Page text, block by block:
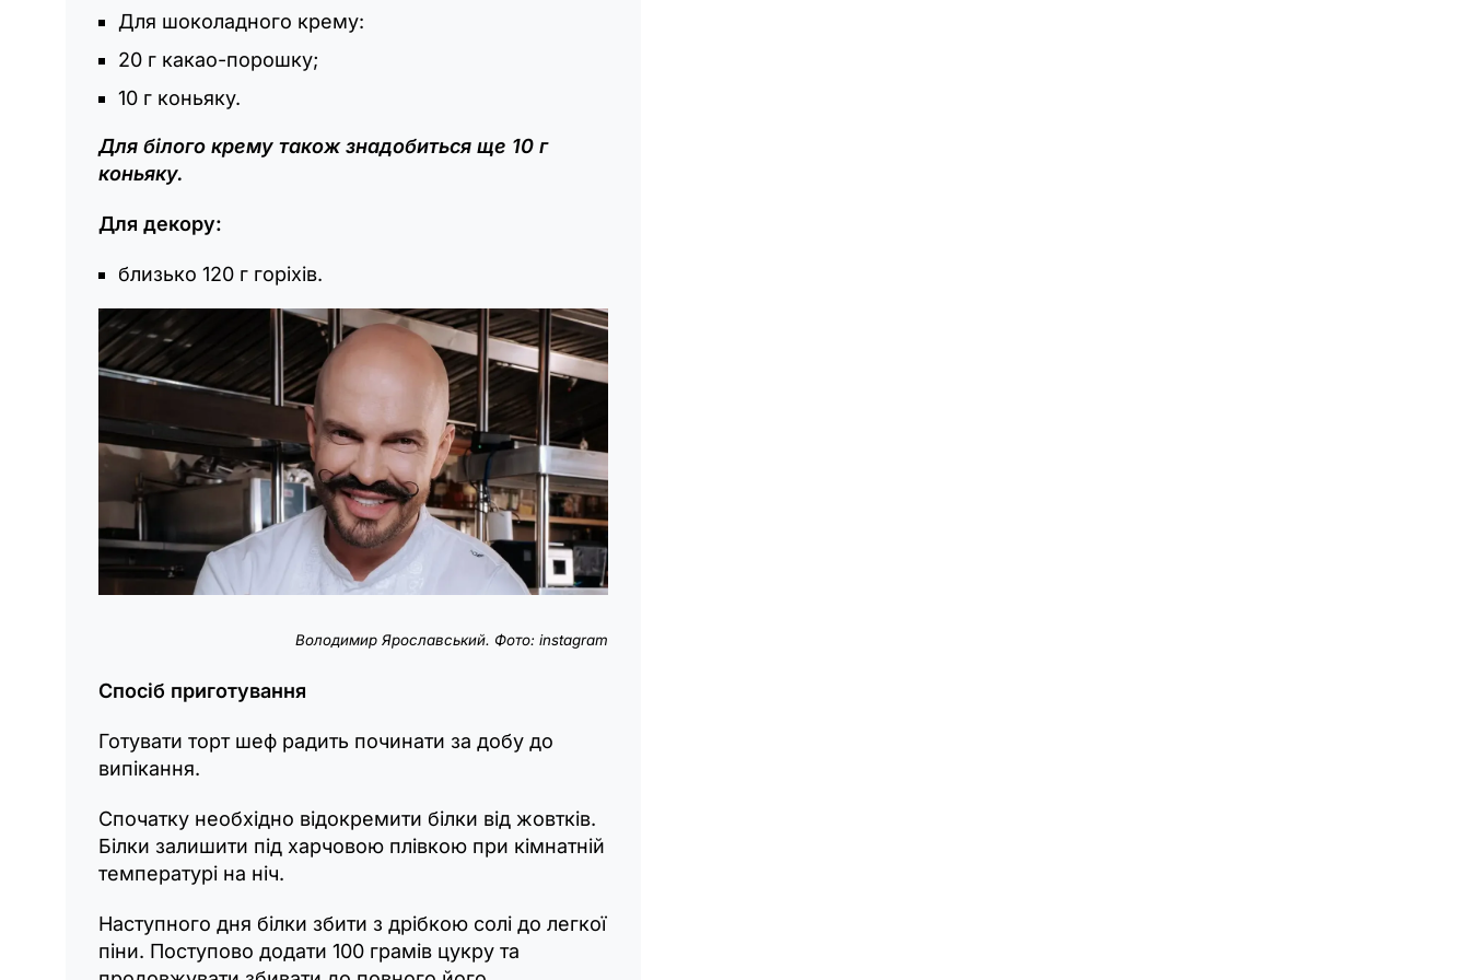
Для шоколадного крему:
20 г какао-порошку;
10 г коньяку.
Для білого крему також знадобиться ще 10 г
коньяку.
Для декору:
близько 120 г горіхів.
Володимир Ярославський. Фото: instagram
Спосіб приготування
Готувати торт шеф радить починати за добу до
випікання.
Спочатку необхідно відокремити білки від жовтків.
Білки залишити під харчовою плівкою при кімнатній
температурі на ніч.
Наступного дня білки збити з дрібкою солі до легкої
піни. Поступово додати 100 грамів цукру та